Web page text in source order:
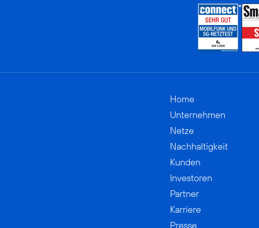
Home
Unternehmen
Netze
Nachhaltigkeit
Kunden
Investoren
Partner
Karriere
Presse